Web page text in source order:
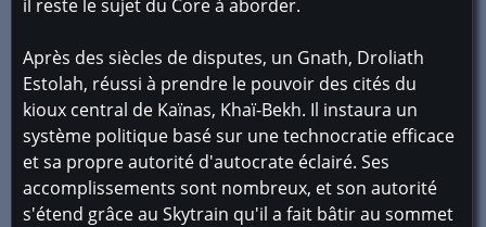
il reste le sujet du Core à aborder.
Après des siècles de disputes, un Gnath, Droliath
Estolah, réussi à prendre le pouvoir des cités du
kioux central de Kaïnas, Khaï-Bekh. Il instaura un
système politique basé sur une technocratie efficace
et sa propre autorité d'autocrate éclairé. Ses
accomplissements sont nombreux, et son autorité
s'étend grâce au Skytrain qu'il a fait bâtir au sommet